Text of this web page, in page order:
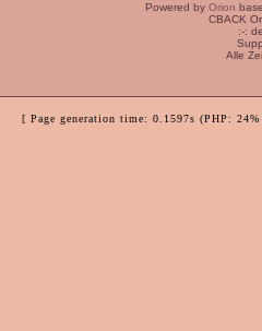
Powered by Orion
CBACK
:-:
Alle
[ Page generation time: 0.1597s (PHP: